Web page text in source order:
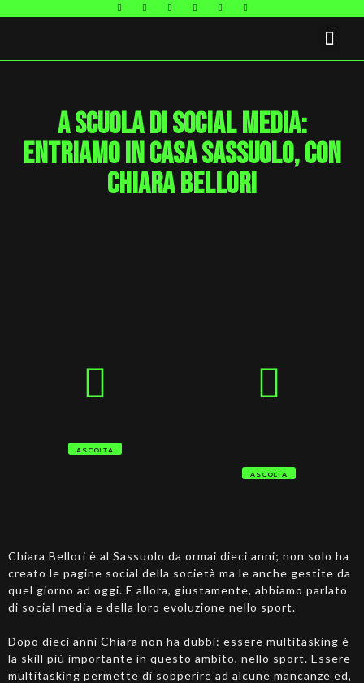
A scuola di Social Media:
entriamo in casa Sassuolo, con
Chiara Bellori
ASCOLTA
ASCOLTA
Chiara Bellori è al Sassuolo da ormai dieci anni; non solo ha
creato le pagine social della società ma le anche gestite da
quel giorno ad oggi. E allora, giustamente, abbiamo parlato
di social media e della loro evoluzione nello sport.
Dopo dieci anni Chiara non ha dubbi: essere multitasking è
la skill più importante in questo ambito, nello sport. Essere
multitasking permette di sopperire ad alcune mancanze ed,